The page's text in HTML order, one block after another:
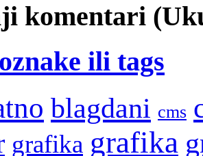
komentari
oznake ili tags
blagdani cms
grafika grafika